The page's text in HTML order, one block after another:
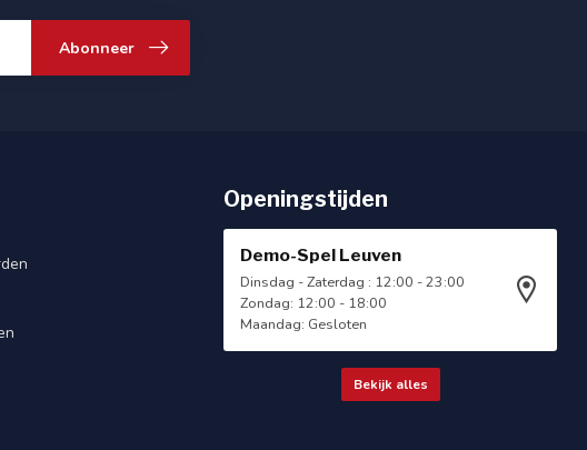
Abonneer
Openingstijden
Demo-Spel Leuven
Dinsdag - Zaterdag : 12:00 - 23:00
Zondag: 12:00 - 18:00
Maandag: Gesloten
Bekijk alles